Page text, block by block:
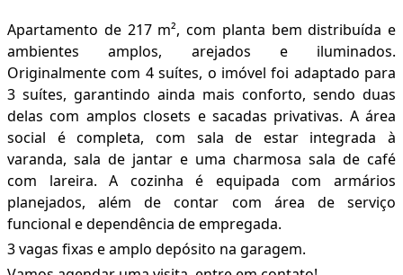
Apartamento de 217 m², com planta bem distribuída e
ambientes amplos, arejados e iluminados.
Originalmente com 4 suítes, o imóvel foi adaptado para
3 suítes, garantindo ainda mais conforto, sendo duas
delas com amplos closets e sacadas privativas. A área
social é completa, com sala de estar integrada à
varanda, sala de jantar e uma charmosa sala de café
com lareira. A cozinha é equipada com armários
planejados, além de contar com área de serviço
funcional e dependência de empregada.
3 vagas fixas e amplo depósito na garagem.